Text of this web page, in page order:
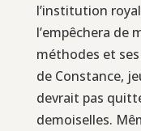
l’institution
l’empêchera de
méthodes et ses
de Constance,
devrait pas
demoiselles.